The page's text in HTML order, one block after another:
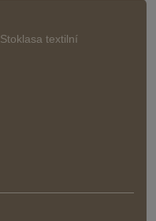
Stoklasa textilní